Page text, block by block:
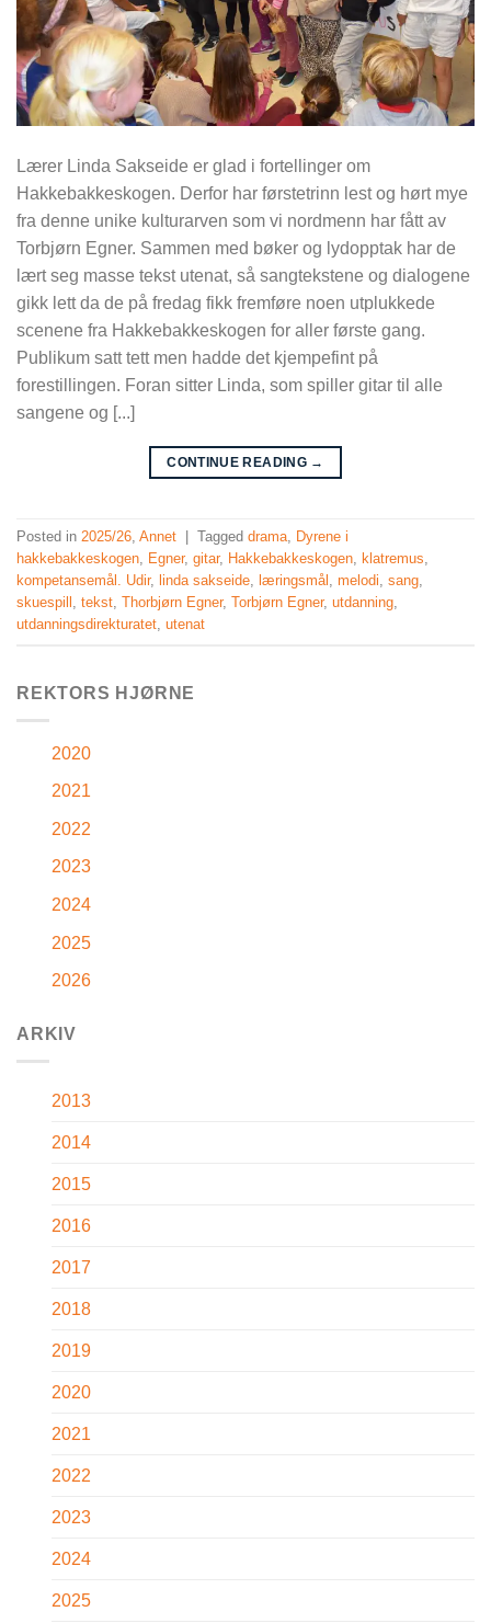
Lærer Linda Sakseide er glad i fortellinger om
Hakkebakkeskogen. Derfor har førstetrinn lest og hørt mye
fra denne unike kulturarven som vi nordmenn har fått av
Torbjørn Egner. Sammen med bøker og lydopptak har de
lært seg masse tekst utenat, så sangtekstene og dialogene
gikk lett da de på fredag fikk fremføre noen utplukkede
scenene fra Hakkebakkeskogen for aller første gang.
Publikum satt tett men hadde det kjempefint på
forestillingen. Foran sitter Linda, som spiller gitar til alle
sangene og [...]
CONTINUE READING →
Posted in 2025/26, Annet Tagged drama, Dyrene i
hakkebakkeskogen, Egner, gitar, Hakkebakkeskogen, klatremus,
kompetansemål. Udir, linda sakseide, læringsmål , melodi, sang,
skuespill , tekst, Thorbjørn Egner, Torbjørn Egner, utdanning,
utdanningsdirekturatet, utenat
REKTORS HJØRNE
2020
2021
2022
2023
2024
2025
2026
ARKIV
2013
2014
2015
2016
2017
2018
2019
2020
2021
2022
2023
2024
2025